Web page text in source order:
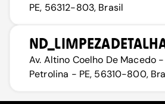
PE, 56312-803, Brasil
Av. Altino Coelho De Macedo
Petrolina - PE, 56310-800,